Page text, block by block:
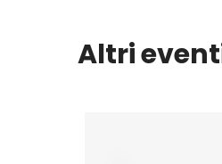
Altri